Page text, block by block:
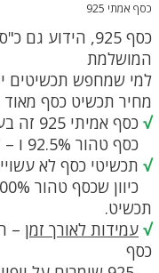
כסף אמתי 925
כסף 925, הידוע
המושלמת
למי שמחפש תכשיטים
מחיר תכשיט כסף מאוד
√ כסף אמיתי 925 זה בעצם תערובת של סגסוגות.
כסף טהור 92.5% ו – 7.5% נחושת.
√ תכשיטי כסף לא
תכשיט.
√ עמידות לאורך זמן –
כסף